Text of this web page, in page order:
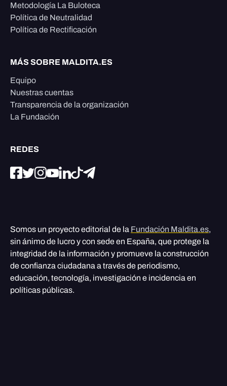
Metodología La Buloteca
Política de Neutralidad
Política de Rectificación
MÁS SOBRE MALDITA.ES
Equipo
Nuestras cuentas
Transparencia de la organización
La Fundación
REDES
Somos un proyecto editorial de la Fundación Maldita.es,
sin ánimo de lucro y con sede en España, que protege la
integridad de la información y promueve la construcción
de confianza ciudadana a través de periodismo,
educación, tecnología, investigación e incidencia en
políticas públicas.